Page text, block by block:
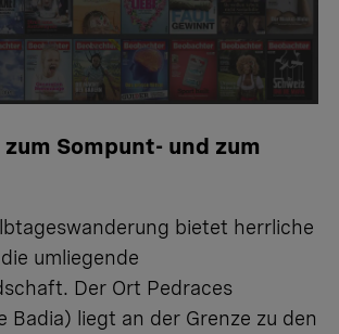
Sompunt- und zum
bietet herrliche
umliegende
Der Ort Pedraces
Badia) liegt an der Grenze zu den